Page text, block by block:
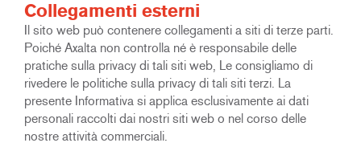
Collegamenti esterni
Il sito web può contenere collegamenti a siti di terze parti.
Poiché Axalta non controlla né è responsabile delle
pratiche sulla privacy di tali siti web, Le consigliamo di
rivedere le politiche sulla privacy di tali siti terzi. La
presente Informativa si applica esclusivamente ai dati
personali raccolti dai nostri siti web o nel corso delle
nostre attività commerciali.